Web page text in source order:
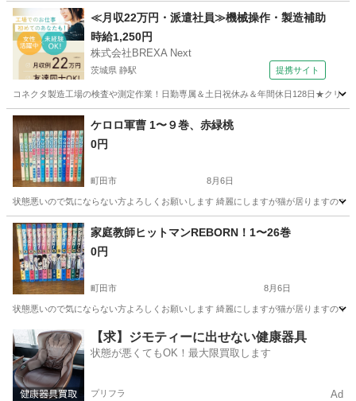
東京 町田市 マンガ、コミック、アニメ
≪月収22万円・派遣社員≫機械操作・製造補助
時給1,250円
株式会社BREXA Next
茨城県 静駅 提携サイト
コネクタ製造工場の検査や測定作業！日勤専属＆土日祝休み＆年間休日128日★クリ
茨城 常陸大宮市 静駅 その他
ケロロ軍曹 1〜９巻、赤緑桃
0円
町田市 8月6日
状態悪いので気にならない方よろしくお願いします 綺麗にしますが猫が居りますの
東京 町田市 マンガ、コミック、アニメ
家庭教師ヒットマンREBORN！1〜26巻
0円
町田市 8月6日
状態悪いので気にならない方よろしくお願いします 綺麗にしますが猫が居りますの
東京 町田市 マンガ、コミック、アニメ
【求】ジモティーに出せない健康器具
状態が悪くてもOK！最大限買取します
プリフラ Ad